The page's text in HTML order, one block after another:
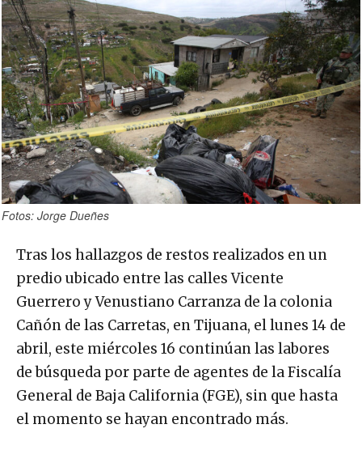
Fotos: Jorge Dueñes
Tras los hallazgos de restos realizados en un
predio ubicado entre las calles Vicente
Guerrero y Venustiano Carranza de la colonia
Cañón de las Carretas, en Tijuana, el lunes 14 de
abril, este miércoles 16 continúan las labores
de búsqueda por parte de agentes de la Fiscalía
General de Baja California (FGE), sin que hasta
el momento se hayan encontrado más.